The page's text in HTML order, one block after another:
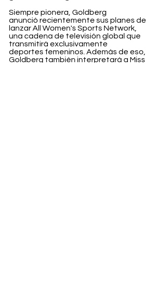
Siempre pionera, Goldberg
anunció recientemente sus planes de
lanzar All Women's Sports Network,
una cadena de televisión global que
transmitirá exclusivamente
deportes femeninos. Además de eso,
Goldberg también interpretará a Miss